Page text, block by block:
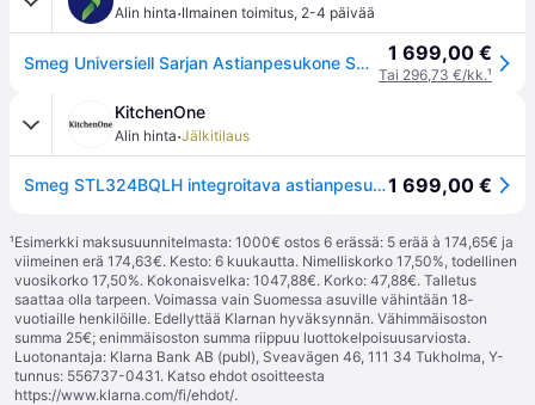
Alin hinta·Ilmainen toimitus, 2-4 päivää
Smeg Universiell Sarjan Astianpesukone STL324BQLH (integroitava) 1 699,00 €
Tai 296,73 €/kk.¹
KitchenOne
Alin hinta·Jälkitilaus
Smeg STL324BQLH integroitava astianpesukone 60 cm1 699,00 €
¹Esimerkki maksusuunnitelmasta: 1000€ ostos 6 erässä: 5 erää à 174,65€ ja
viimeinen erä 174,63€. Kesto: 6 kuukautta. Nimelliskorko 17,50%, todellinen
vuosikorko 17,50%. Kokonaisvelka: 1047,88€. Korko: 47,88€. Talletus
saattaa olla tarpeen. Voimassa vain Suomessa asuville vähintään 18-
vuotiaille henkilöille. Edellyttää Klarnan hyväksynnän. Vähimmäisoston
summa 25€; enimmäisoston summa riippuu luottokelpoisuusarviosta.
Luotonantaja: Klarna Bank AB (publ), Sveavägen 46, 111 34 Tukholma, Y-
tunnus: 556737-0431. Katso ehdot osoitteesta
https://www.klarna.com/fi/ehdot/.